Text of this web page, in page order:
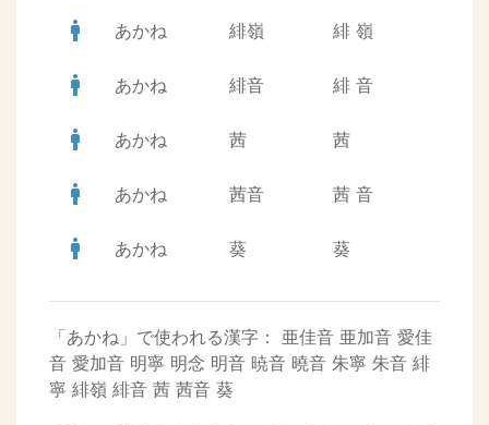
man あかね 緋嶺 緋 嶺
man あかね 緋音 緋 音
man あかね 茜 茜
man あかね 茜音 茜 音
man あかね 葵 葵
「あかね」で使われる漢字： 亜佳音 亜加音 愛佳
音 愛加音 明寧 明念 明音 暁音 曉音 朱寧 朱音 緋
寧 緋嶺 緋音 茜 茜音 葵